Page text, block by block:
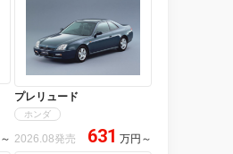
～
プレリュード
ホンダ
2026.08発売 631 万円 ～